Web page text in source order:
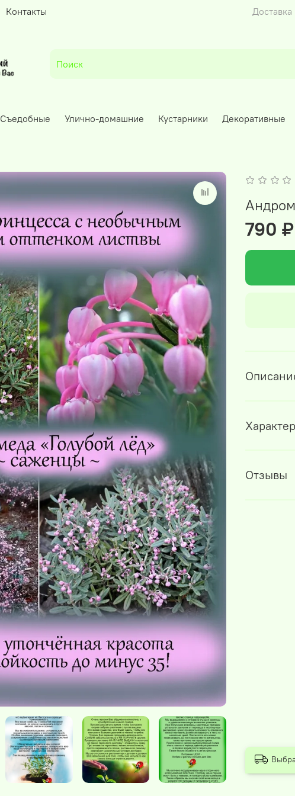
Контакты
Съедобные Улично-домашние Кустарники Декоративные
790 ₽
Отзывы